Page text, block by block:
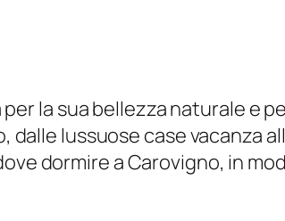
la sua bellezza naturale e
lussuose case vacanza
dormire a Carovigno, in